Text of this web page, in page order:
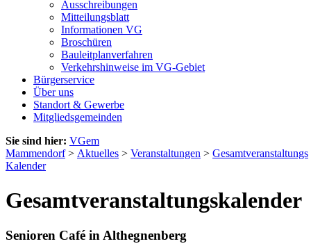
Ausschreibungen
Mitteilungsblatt
Informationen VG
Broschüren
Bauleitplanverfahren
Verkehrshinweise im VG-Gebiet
Bürgerservice
Über uns
Standort & Gewerbe
Mitgliedsgemeinden
Sie sind hier: VGem
Mammendorf> Aktuelles > Veranstaltungen > Gesamtveranstaltungs
Kalender
Gesamtveranstaltungskalender
Senioren Café in Althegnenberg